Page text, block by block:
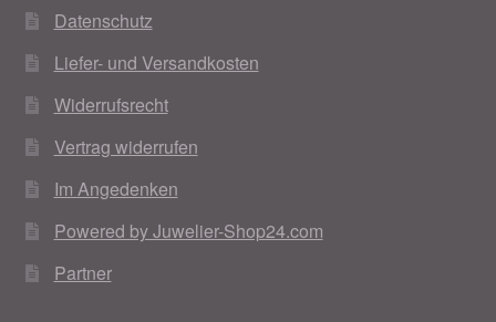
Karneval 2020 – Schmuck zu Fasching & Co.
Kasse
Liefer- und Versandkosten
Magisches und Festliches zu Halloween
Datenschutz
Liefer- und Versandkosten
Widerrufsrecht
Vertrag widerrufen
Im Angedenken
Powered by Juwelier-Shop24.com
Partner